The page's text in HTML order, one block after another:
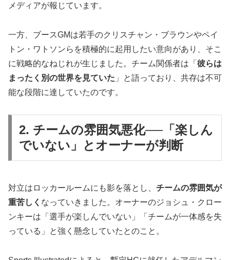
メディアが報じています。
一方、ブースGMは若手のクリスチャン・ブラウンやペイ
トン・ワトソンらを積極的に起用したい意向があり、そこ
に戦略的なねじれが生じました。チーム関係者は「 彼らは
まったく別の世界を見ていた 」と語っており、共存は不可
能な段階に達していたのです。
2. チームの雰囲気悪化──「楽しん
でいない」とオーナーが判断
対立はロッカールームにも影を落とし、 チームの雰囲気が
重苦しく なっていきました。オーナーのジョシュ・クロー
ンキーは「選手が楽しんでいない」「チームが一体感を失
っている」と強く懸念していたとのこと。